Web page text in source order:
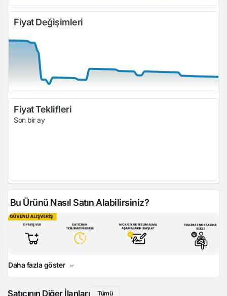
Fiyat Değişimleri
Fiyat Teklifleri
Son bir ay
Bu Ürünü Nasıl Satın Alabilirsiniz?
Daha fazla göster
Satıcının Diğer İlanları Tümü